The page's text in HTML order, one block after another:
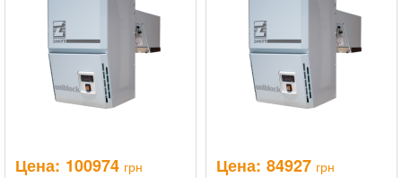
Цена: 100974 грн Цена: 84927 грн